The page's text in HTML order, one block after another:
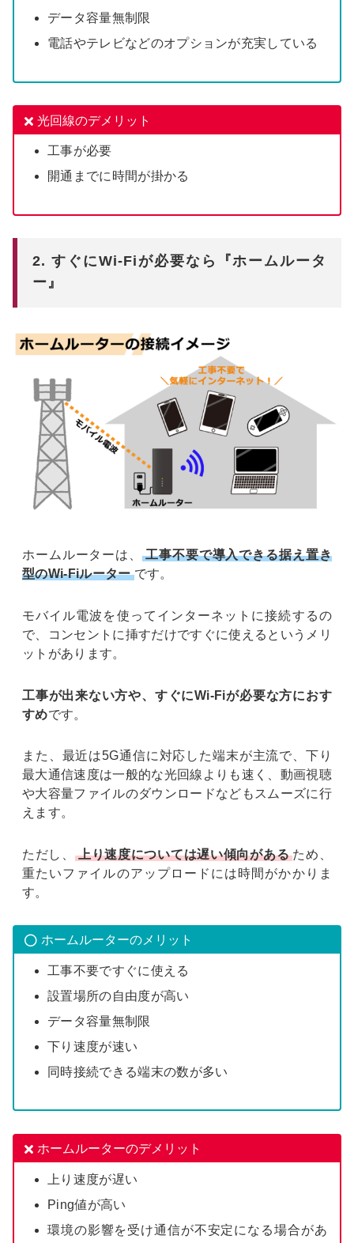
データ容量無制限
電話やテレビなどのオプションが充実している
光回線のデメリット
工事が必要
開通までに時間が掛かる
2. すぐにWi-Fiが必要なら『ホームルータ
ー』
ホームルーターは、 工事不要で導入できる据え置き
型のWi-Fiルーター です。
モバイル電波を使ってインターネットに接続するの
で、コンセントに挿すだけですぐに使えるというメリ
ットがあります。
工事が出来ない方や、すぐにWi-Fiが必要な方におす
すめです。
また、最近は5G通信に対応した端末が主流で、下り
最大通信速度は一般的な光回線よりも速く、動画視聴
や大容量ファイルのダウンロードなどもスムーズに行
えます。
ただし、 上り速度については遅い傾向がある ため、
重たいファイルのアップロードには時間がかかりま
す。
ホームルーターのメリット
工事不要ですぐに使える
設置場所の自由度が高い
データ容量無制限
下り速度が速い
同時接続できる端末の数が多い
ホームルーターのデメリット
上り速度が遅い
Ping値が高い
環境の影響を受け通信が不安定になる場合があ